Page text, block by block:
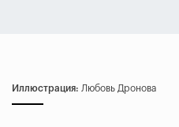
Иллюстрация: Любовь Дронова